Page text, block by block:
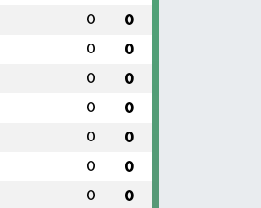
0 0
0 0
0 0
0 0
0 0
0 0
0 0